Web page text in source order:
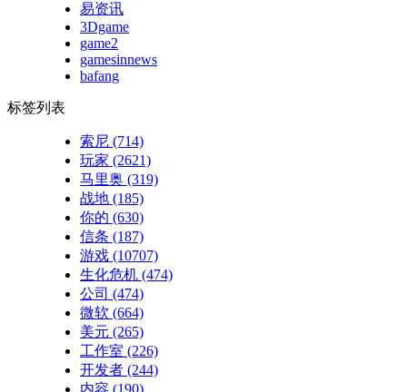
易资讯
3Dgame
game2
gamesinnews
bafang
标签列表
索尼 (714)
玩家 (2621)
马里奥 (319)
战地 (185)
你的 (630)
信条 (187)
游戏 (10707)
生化危机 (474)
公司 (474)
微软 (664)
美元 (265)
工作室 (226)
开发者 (244)